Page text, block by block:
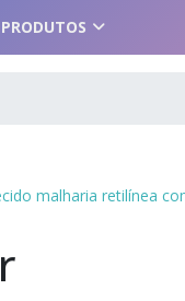
PRODUTOS
malharia retilínea